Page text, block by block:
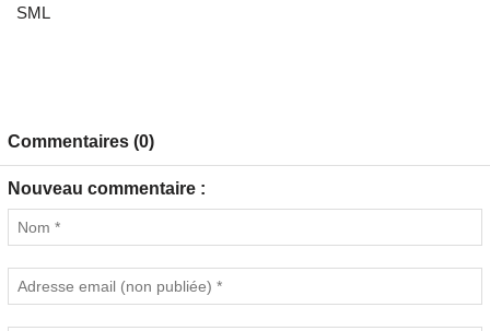
SML
Commentaires (0)
Nouveau commentaire :